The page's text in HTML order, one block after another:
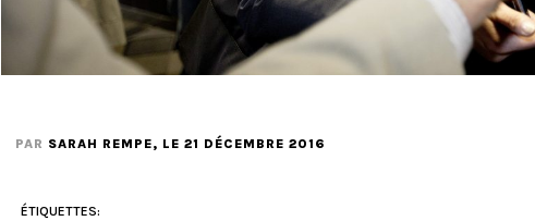
PAR SARAH REMPE, LE 21 DÉCEMBRE 2016
ÉTIQUETTES: